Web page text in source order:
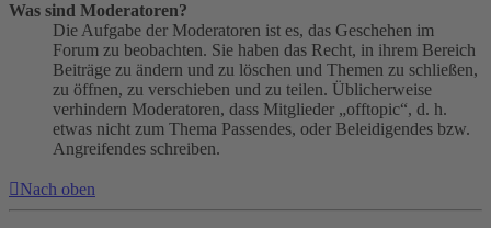
Was sind Moderatoren?
Die Aufgabe der Moderatoren ist es, das Geschehen im
Forum zu beobachten. Sie haben das Recht, in ihrem Bereich
Beiträge zu ändern und zu löschen und Themen zu schließen,
zu öffnen, zu verschieben und zu teilen. Üblicherweise
verhindern Moderatoren, dass Mitglieder „offtopic“, d. h.
etwas nicht zum Thema Passendes, oder Beleidigendes bzw.
Angreifendes schreiben.
Nach oben